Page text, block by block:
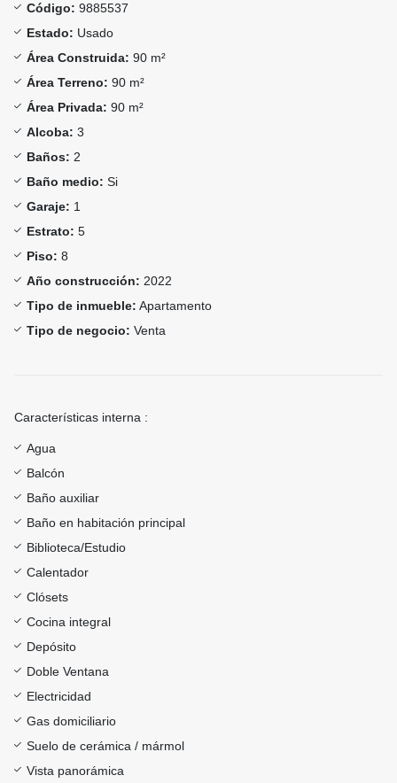
Código: 9885537
Estado: Usado
Área Construida: 90 m²
Área Terreno: 90 m²
Área Privada: 90 m²
Alcoba: 3
Baños: 2
Baño medio: Si
Garaje: 1
Estrato: 5
Piso: 8
Año construcción: 2022
Tipo de inmueble: Apartamento
Tipo de negocio: Venta
Características interna :
Agua
Balcón
Baño auxiliar
Baño en habitación principal
Biblioteca/Estudio
Calentador
Clósets
Cocina integral
Depósito
Doble Ventana
Electricidad
Gas domiciliario
Suelo de cerámica / mármol
Vista panorámica